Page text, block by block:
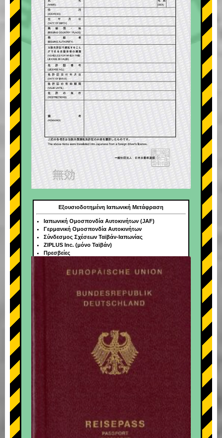
+
Εξουσιοδοτημένη Ιαπωνική Μετάφραση
Ιαπωνική Ομοσπονδία Αυτοκινήτων (JAF)
Γερμανική Ομοσπονδία Αυτοκινήτων
Σύνδεσμος Σχέσεων Ταϊβάν-Ιαπωνίας
ZIPLUS Inc. (μόνο Ταϊβάν)
Πρεσβείες